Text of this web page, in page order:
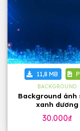
11,8 MB
BACKGROUND
Background ánh
xanh dương
30.000₫